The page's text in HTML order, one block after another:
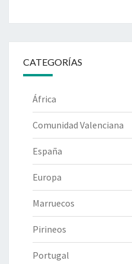
CATEGORÍAS
África
Comunidad Valenciana
España
Europa
Marruecos
Pirineos
Portugal